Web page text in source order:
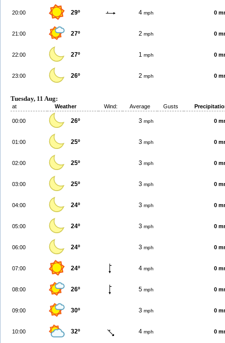
20:00 29º 4 mph 0
21:00 27º 2 mph 0
22:00 27º 1 mph 0
23:00 26º 2 mph 0
Tuesday, 11 Aug:
at Weather Wind: Average Gusts
00:00 26º 3 mph 0
01:00 25º 3 mph 0
02:00 25º 3 mph 0
03:00 25º 3 mph 0
04:00 24º 3 mph 0
05:00 24º 3 mph 0
06:00 24º 3 mph 0
07:00 24º 4 mph 0
08:00 26º 5 mph 0
09:00 30º 3 mph 0
10:00 32º 4 mph 0